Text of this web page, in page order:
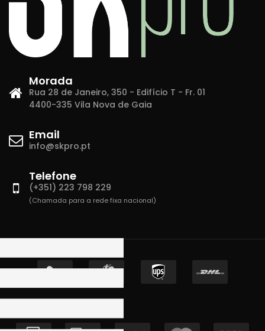
Morada
Rua 28 de Janeiro, 350 - Edifício T - Fr. 01
4400-335 Vila Nova de Gaia
Email
info@skpro.pt
Telefone
(+351) 223 798 229
(Chamada para a rede fixa nacional)